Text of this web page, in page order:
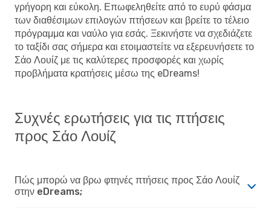
γρήγορη και εύκολη. Επωφεληθείτε από το ευρύ φάσμα
των διαθέσιμων επιλογών πτήσεων και βρείτε το τέλειο
πρόγραμμα και ναύλο για εσάς. Ξεκινήστε να σχεδιάζετε
το ταξίδι σας σήμερα και ετοιμαστείτε να εξερευνήσετε το
Σάο Λουίζ με τις καλύτερες προσφορές και χωρίς
προβλήματα κρατήσεις μέσω της eDreams!
Συχνές ερωτήσεις για τις πτήσεις
προς Σάο Λουίζ
Πώς μπορώ να βρω φτηνές πτήσεις προς Σάο Λουίζ
στην eDreams;